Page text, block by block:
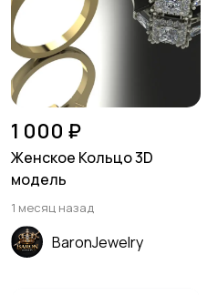
1 000 ₽
Женское Кольцо 3D
модель
1 месяц назад
BaronJewelry